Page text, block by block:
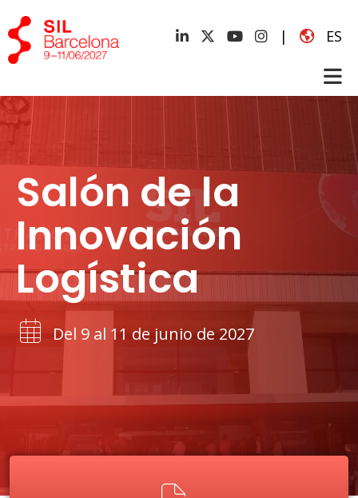
| ES
Salón de la
Innovación
Logística
Del 9 al 11 de junio de 2027